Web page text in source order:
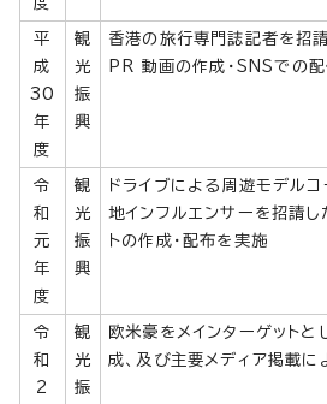
平
成
30
年
度
観
光
振
興
香港の旅行専門誌記者を招
PR 動画の作成・SNSでの
令
和
元
年
度
観
光
振
興
ドライブによる周遊モデル
地インフルエンサーを招請
トの作成・配布を実施
令
和
2
観
光
振
欧米豪をメインターゲット
成、及び主要メディア掲載